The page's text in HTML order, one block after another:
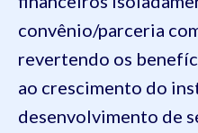
convênio/parceria
revertendo os
ao crescimento do
desenvolvimento de